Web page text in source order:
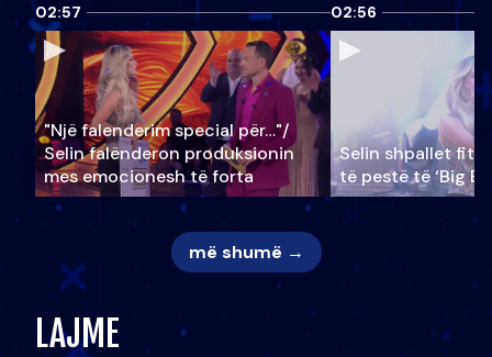
02:57
"Një falenderim special për…"/
Selin falënderon produksionin
mes emocionesh të forta
02:56
Selin shpallet
të pestë të ‘Big
më shumë →
LAJME